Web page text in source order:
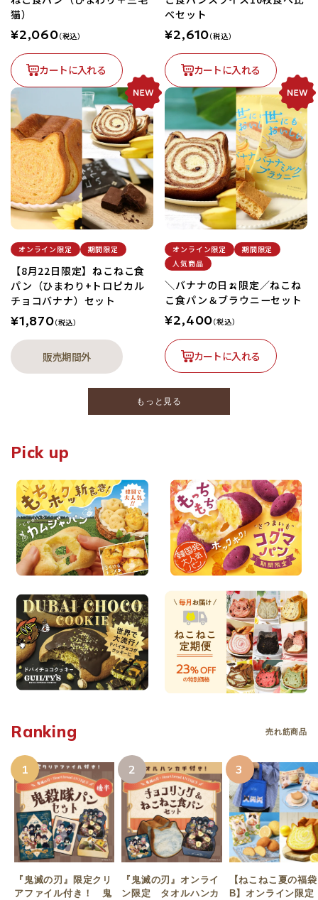
猫）
¥2,060（税込）
カートに入れる
べセット
¥2,610（税込）
カートに入れる
オンライン限定 期間限定
【8月22日限定】ねこねこ食
パン（ひまわり+トロピカル
チョコバナナ）セット
¥1,870（税込）
販売期間外
オンライン限定
期間限定
人気商品
＼バナナの日🍌限定／ねこね
こ食パン＆ブラウニーセット
¥2,400（税込）
カートに入れる
もっと見る
Pick up
Ranking 売れ筋商品
1
『鬼滅の刃』限定クリ
アファイル付き！ 鬼
2
『鬼滅の刃』オンライ
ン限定 タオルハンカ
3
【ねこねこ夏の福袋
B】オンライン限定